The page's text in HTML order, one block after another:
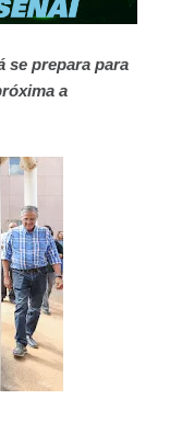
se prepara para
a